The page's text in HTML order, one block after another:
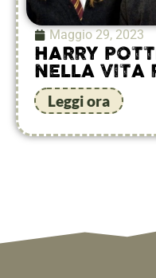
Maggio 29, 2023
HARRY
NELLA VITA
Leggi ora